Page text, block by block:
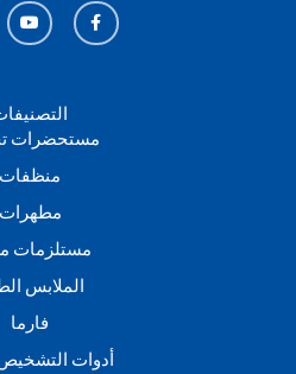
a
c
e
f
o
u
t
مستحضرات
منظفات
مطهرات
مستلزمات
الملابس
فارما
أدوات